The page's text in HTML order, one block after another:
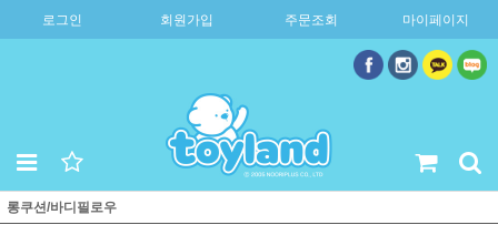
로그인 회원가입 주문조회 마이페이지
롱쿠션/바디필로우